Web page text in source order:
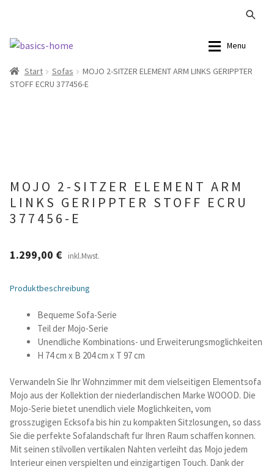
Zur
springen
Zum
springen
Menu
Alle Produkte
Aufbewahrung
Schreibtische & Kids
TV- und Mediamöbel
Kataloge Landhaus
Kataloge Massivholz
Alle Produkte
Summer Sale
Start Sofas
MOJO 2-SITZER ELEMENT ARM LINKS GERIPPTER
STOFF ECRU 377456-E
MOJO 2-SITZER ELEMENT ARM
LINKS GERIPPTER STOFF ECRU
377456-E
1.299,00 € inkl.Mwst.
Produktbeschreibung
Bequeme Sofa-Serie
Teil der Mojo-Serie
Unendliche Kombinations- und Erweiterungsmoglichkeiten
H 74 cm x B 204 cm x T 97 cm
Verwandeln Sie Ihr Wohnzimmer mit dem vielseitigen Elementsofa
Mojo aus der Kollektion der niederlandischen Marke WOOOD. Die
Mojo-Serie bietet unendlich viele Moglichkeiten, vom
grosszugigen Ecksofa bis hin zu kompakten Sitzlosungen, so dass
Sie die perfekte Sofalandschaft fur Ihren Raum schaffen konnen.
Mit seinen stilvollen vertikalen Nahten verleiht das Mojo jedem
Interieur einen verspielten und einzigartigen Touch. Dank der